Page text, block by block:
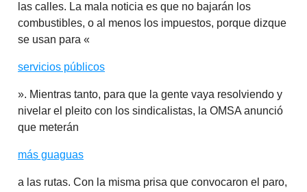
las calles. La mala noticia es que no bajarán los
combustibles, o al menos los impuestos, porque dizque
se usan para «
servicios públicos
». Mientras tanto, para que la gente vaya resolviendo y
nivelar el pleito con los sindicalistas, la OMSA anunció
que meterán
más guaguas
a las rutas. Con la misma prisa que convocaron el paro,